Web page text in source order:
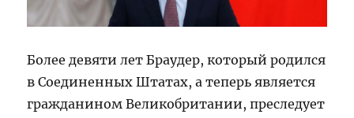
Более девяти лет Браудер, который родился
в Соединенных Штатах, а теперь является
гражданином Великобритании, преследует